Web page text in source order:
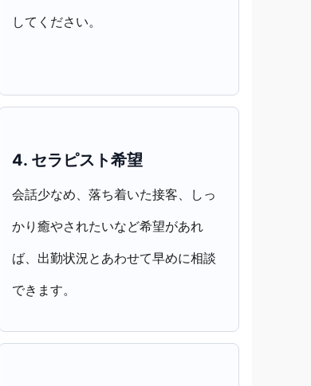
してください。
4. セラピスト希望
会話少なめ、落ち着いた接客、しっ
かり癒やされたいなど希望があれ
ば、出勤状況とあわせて早めに相談
できます。